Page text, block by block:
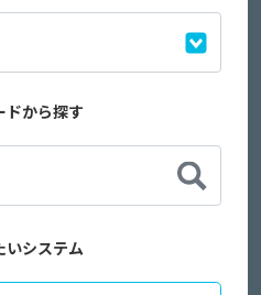
ドから探す
いシステム